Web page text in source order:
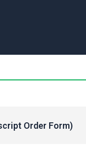
Order Form)